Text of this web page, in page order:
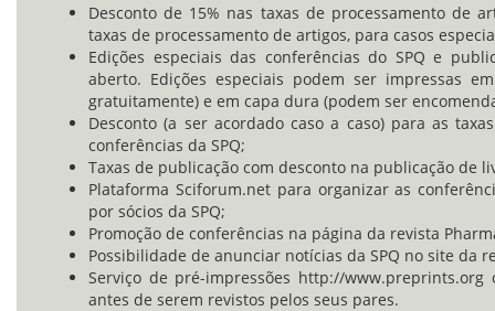
Desconto de 15% nas taxas de processamento de
taxas de processamento de artigos, para casos
Edições especiais das conferências do SPQ e
aberto. Edições especiais podem ser impressas
gratuitamente) e em capa dura (podem ser
Desconto (a ser acordado caso a caso) para as
conferências da SPQ;
Taxas de publicação com desconto na publicação de
Plataforma Sciforum.net para organizar as
por sócios da SPQ;
Promoção de conferências na página da revista
Possibilidade de anunciar notícias da SPQ no site da
Serviço de pré-impressões http://
antes de serem revistos pelos seus pares.